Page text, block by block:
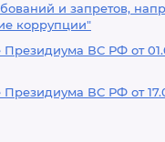
и запретов,
коррупции"
Президиума ВС РФ от
Президиума ВС РФ от